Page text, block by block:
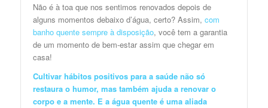
Não é à toa que nos sentimos renovados depois de
alguns momentos debaixo d’água, certo? Assim, com
banho quente sempre à disposição, você tem a garantia
de um momento de bem-estar assim que chegar em
casa!
Cultivar hábitos positivos para a saúde não só
restaura o humor, mas também ajuda a renovar o
corpo e a mente. E a água quente é uma aliada